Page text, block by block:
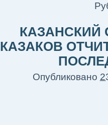
КАЗАНСКИЙ
КАЗАКОВ
Опубликовано